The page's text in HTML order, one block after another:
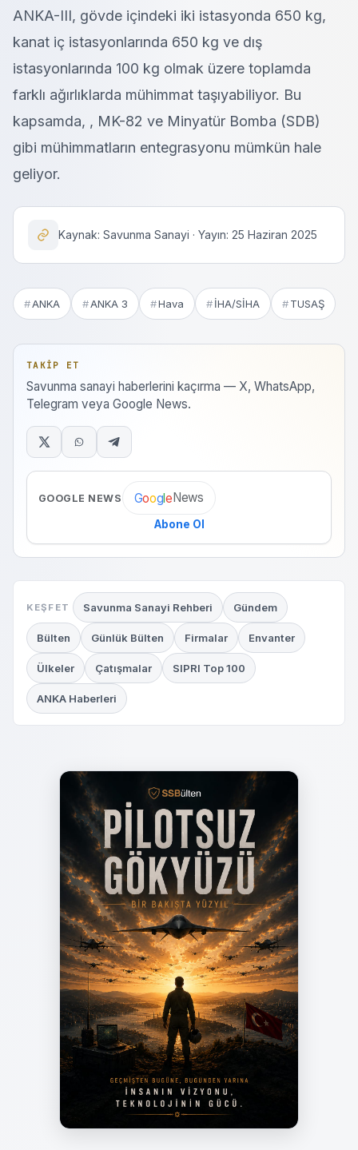
ANKA-III, gövde içindeki iki istasyonda 650 kg,
kanat iç istasyonlarında 650 kg ve dış
istasyonlarında 100 kg olmak üzere toplamda
farklı ağırlıklarda mühimmat taşıyabiliyor. Bu
kapsamda, , MK-82 ve Minyatür Bomba (SDB)
gibi mühimmatların entegrasyonu mümkün hale
geliyor.
Kaynak: Savunma Sanayi · Yayın: 25 Haziran 2025
ANKA ANKA 3 Hava İHA/SİHA TUSAŞ
TAKIP ET
Savunma sanayi haberlerini kaçırma — X, WhatsApp,
Telegram veya Google News.
GOOGLE NEWS GoogleNews
Abone Ol
KEŞFET Savunma Sanayi Rehberi Gündem
Bülten Günlük Bülten Firmalar Envanter
Ülkeler Çatışmalar SIPRI Top 100
ANKA Haberleri